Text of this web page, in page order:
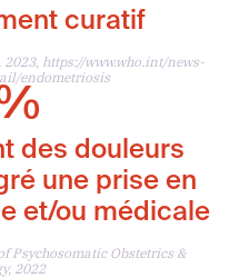
curatif
https://www.who.int/news-
endometriosis
des douleurs
une prise en
et/ou médicale
Psychosomatic Obstetrics &
2022